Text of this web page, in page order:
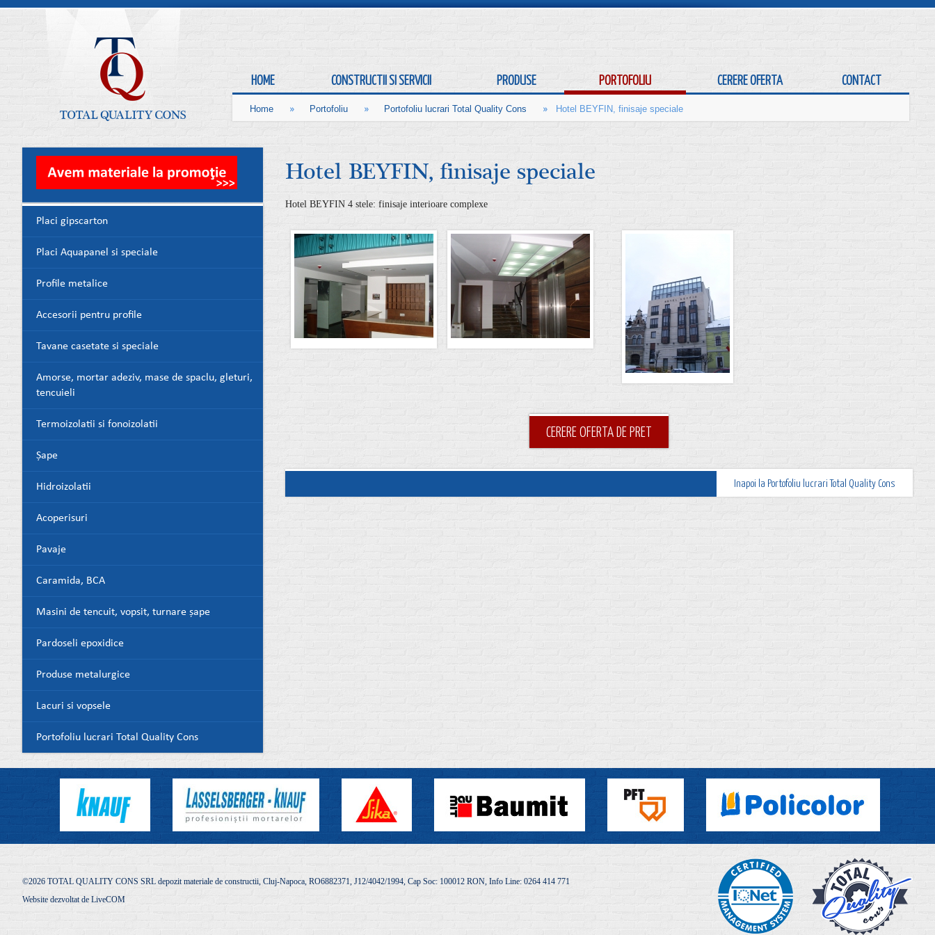
HOME CONSTRUCTII SI SERVICII PRODUSE PORTOFOLIU CERERE OFERTA CONTACT
Home » Portofoliu » Portofoliu lucrari Total Quality Cons » Hotel BEYFIN, finisaje speciale
Placi gipscarton
Placi Aquapanel si speciale
Profile metalice
Accesorii pentru profile
Tavane casetate si speciale
Amorse, mortar adeziv, mase de spaclu, gleturi,
tencuieli
Termoizolatii si fonoizolatii
Șape
Hidroizolatii
Acoperisuri
Pavaje
Caramida, BCA
Masini de tencuit, vopsit, turnare șape
Pardoseli epoxidice
Produse metalurgice
Lacuri si vopsele
Portofoliu lucrari Total Quality Cons
Hotel BEYFIN, finisaje speciale
Hotel BEYFIN 4 stele: finisaje interioare complexe
CERERE OFERTA DE PRET
Inapoi la Portofoliu lucrari Total Quality Cons
©2026 TOTAL QUALITY CONS SRL depozit materiale de constructii, Cluj-Napoca, RO6882371, J12/4042/1994, Cap Soc: 100012 RON, Info Line: 0264 414 771
Website dezvoltat de LiveCOM